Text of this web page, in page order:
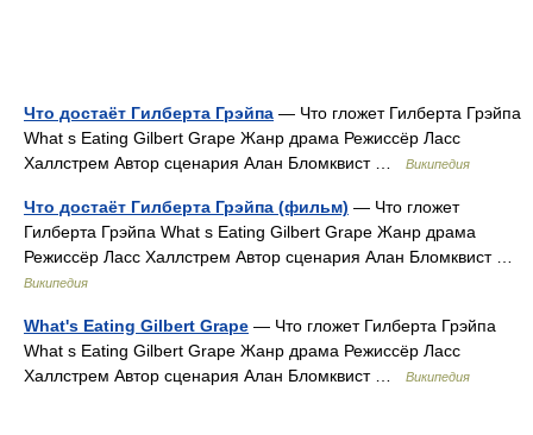
Что достаёт Гилберта Грэйпа — Что гложет Гилберта Грэйпа
What s Eating Gilbert Grape Жанр драма Режиссёр Ласс
Халлстрем Автор сценария Алан Бломквист …
Википедия
Что достаёт Гилберта Грэйпа (фильм) — Что гложет
Гилберта Грэйпа What s Eating Gilbert Grape Жанр драма
Режиссёр Ласс Халлстрем Автор сценария Алан Бломквист …
Википедия
What's Eating Gilbert Grape — Что гложет Гилберта Грэйпа
What s Eating Gilbert Grape Жанр драма Режиссёр Ласс
Халлстрем Автор сценария Алан Бломквист …
Википедия